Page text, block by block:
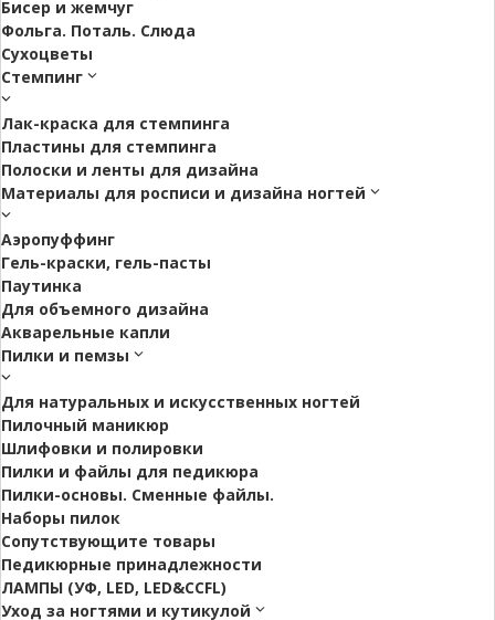
Бисер и жемчуг
Фольга. Поталь. Слюда
Сухоцветы
Стемпинг
Лак-краска для стемпинга
Пластины для стемпинга
Полоски и ленты для дизайна
Материалы для росписи и дизайна ногтей
Аэропуффинг
Гель-краски, гель-пасты
Паутинка
Для объемного дизайна
Акварельные капли
Пилки и пемзы
Для натуральных и искусственных ногтей
Пилочный маникюр
Шлифовки и полировки
Пилки и файлы для педикюра
Пилки-основы. Сменные файлы.
Наборы пилок
Сопутствующите товары
Педикюрные принадлежности
ЛАМПЫ (УФ, LED, LED&CCFL)
Уход за ногтями и кутикулой